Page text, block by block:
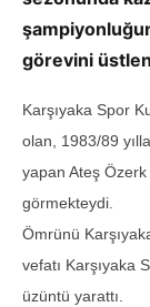
görevini
Karşıyaka Spor
olan, 1983/89
yapan Ateş
görmekteydi.
Ömrünü
vefatı Karşıyaka
üzüntü yarattı.